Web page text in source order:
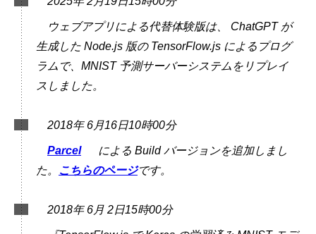
ウェブアプリによる代替体験版は、 ChatGPT が
生成した Node.js 版の TensorFlow.js によるプログ
ラムで、MNIST 予測サーバーシステムをリプレイ
スしました。
2018年 6月16日10時00分
Parcel
による Build バージョンを追加しまし
た。
こちらのページです。
2018年 6月 2日15時00分